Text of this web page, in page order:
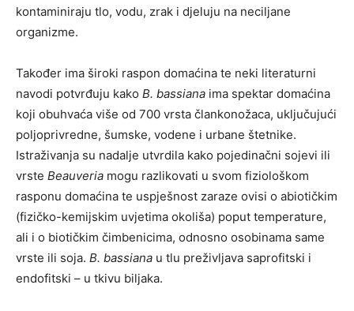
kontaminiraju tlo, vodu, zrak i djeluju na neciljane
organizme.
Također ima široki raspon domaćina te neki literaturni
navodi potvrđuju kako B. bassiana ima spektar domaćina
koji obuhvaća više od 700 vrsta člankonožaca, uključujući
poljoprivredne, šumske, vodene i urbane štetnike.
Istraživanja su nadalje utvrdila kako pojedinačni sojevi ili
vrste Beauveria mogu razlikovati u svom fiziološkom
rasponu domaćina te uspješnost zaraze ovisi o abiotičkim
(fizičko-kemijskim uvjetima okoliša) poput temperature,
ali i o biotičkim čimbenicima, odnosno osobinama same
vrste ili soja. B. bassiana u tlu preživljava saprofitski i
endofitski – u tkivu biljaka.